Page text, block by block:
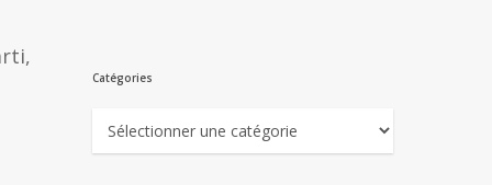
Catégories
Catégories